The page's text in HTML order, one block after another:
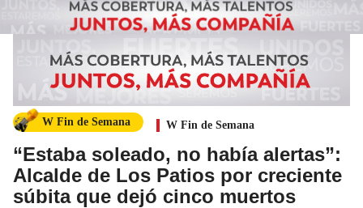
W Fin de Semana W Fin de Semana
“Estaba soleado, no había alertas”:
Alcalde de Los Patios por creciente
súbita que dejó cinco muertos